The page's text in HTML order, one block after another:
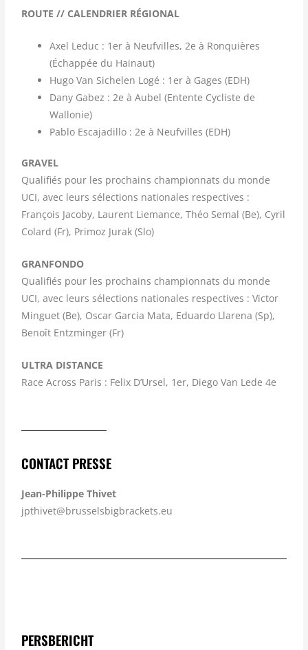
ROUTE // CALENDRIER RÉGIONAL
Axel Leduc : 1er à Neufvilles, 2e à Ronquières
(Échappée du Hainaut)
Hugo Van Sichelen Logé : 1er à Gages (EDH)
Dany Gabez : 2e à Aubel (Entente Cycliste de
Wallonie)
Pablo Escajadillo : 2e à Neufvilles (EDH)
GRAVEL
Qualifiés pour les prochains championnats du monde
UCI, avec leurs sélections nationales respectives :
François Jacoby, Laurent Liemance, Théo Semal (Be), Cyril
Colard (Fr), Primoz Jurak (Slo)
GRANFONDO
Qualifiés pour les prochains championnats du monde
UCI, avec leurs sélections nationales respectives : Victor
Minguet (Be), Oscar Garcia Mata, Eduardo Llarena (Sp),
Benoît Entzminger (Fr)
ULTRA DISTANCE
Race Across Paris : Felix D’Ursel, 1er, Diego Van Lede 4e
CONTACT PRESSE
Jean-Philippe Thivet
jpthivet@brusselsbigbrackets.eu
PERSBERICHT